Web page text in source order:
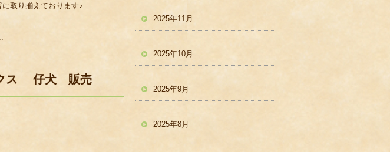
取り揃えております♪
クス 仔犬 販売
2025年11月
2025年10月
2025年9月
2025年8月